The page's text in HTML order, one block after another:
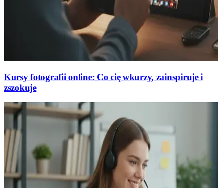
Kursy fotografii online: Co cię wkurzy, zainspiruje i
zszokuje